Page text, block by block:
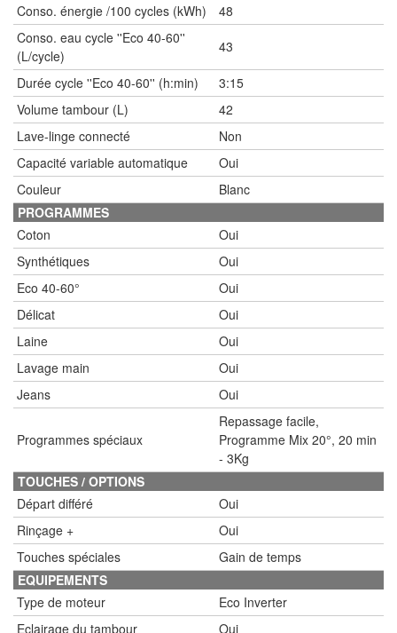
Conso. énergie /100 cycles (kWh)
48
Conso. eau cycle ''Eco 40-60''
(L/cycle)
43
Durée cycle ''Eco 40-60'' (h:min)
3:15
Volume tambour (L)
42
Lave-linge connecté
Non
Capacité variable automatique
Oui
Couleur
Blanc
PROGRAMMES
Coton
Oui
Synthétiques
Oui
Eco 40-60°
Oui
Délicat
Oui
Laine
Oui
Lavage main
Oui
Jeans
Oui
Programmes spéciaux
Repassage facile,
Programme Mix 20°, 20 min
- 3Kg
TOUCHES / OPTIONS
Départ différé
Oui
Rinçage +
Oui
Touches spéciales
Gain de temps
EQUIPEMENTS
Type de moteur
Eco Inverter
Eclairage du tambour
Oui